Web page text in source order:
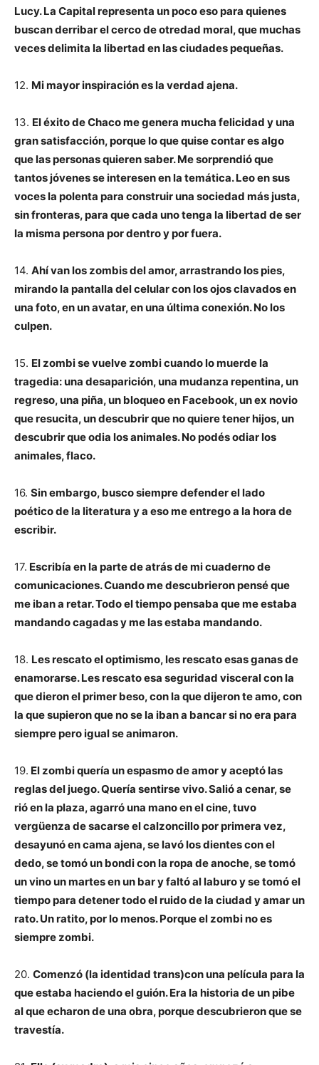
Lucy. La Capital representa un poco eso para quienes
buscan derribar el cerco de otredad moral, que muchas
veces delimita la libertad en las ciudades pequeñas.
12. Mi mayor inspiración es la verdad ajena.
13. El éxito de Chaco me genera mucha felicidad y una
gran satisfacción, porque lo que quise contar es algo
que las personas quieren saber. Me sorprendió que
tantos jóvenes se interesen en la temática. Leo en sus
voces la polenta para construir una sociedad más justa,
sin fronteras, para que cada uno tenga la libertad de ser
la misma persona por dentro y por fuera.
14. Ahí van los zombis del amor, arrastrando los pies,
mirando la pantalla del celular con los ojos clavados en
una foto, en un avatar, en una última conexión. No los
culpen.
15. El zombi se vuelve zombi cuando lo muerde la
tragedia: una desaparición, una mudanza repentina, un
regreso, una piña, un bloqueo en Facebook, un ex novio
que resucita, un descubrir que no quiere tener hijos, un
descubrir que odia los animales. No podés odiar los
animales, flaco.
16. Sin embargo, busco siempre defender el lado
poético de la literatura y a eso me entrego a la hora de
escribir.
17. Escribía en la parte de atrás de mi cuaderno de
comunicaciones. Cuando me descubrieron pensé que
me iban a retar. Todo el tiempo pensaba que me estaba
mandando cagadas y me las estaba mandando.
18. Les rescato el optimismo, les rescato esas ganas de
enamorarse. Les rescato esa seguridad visceral con la
que dieron el primer beso, con la que dijeron te amo, con
la que supieron que no se la iban a bancar si no era para
siempre pero igual se animaron.
19. El zombi quería un espasmo de amor y aceptó las
reglas del juego. Quería sentirse vivo. Salió a cenar, se
rió en la plaza, agarró una mano en el cine, tuvo
vergüenza de sacarse el calzoncillo por primera vez,
desayunó en cama ajena, se lavó los dientes con el
dedo, se tomó un bondi con la ropa de anoche, se tomó
un vino un martes en un bar y faltó al laburo y se tomó el
tiempo para detener todo el ruido de la ciudad y amar un
rato. Un ratito, por lo menos. Porque el zombi no es
siempre zombi.
20. Comenzó (la identidad trans)con una película para la
que estaba haciendo el guión. Era la historia de un pibe
al que echaron de una obra, porque descubrieron que se
travestía.